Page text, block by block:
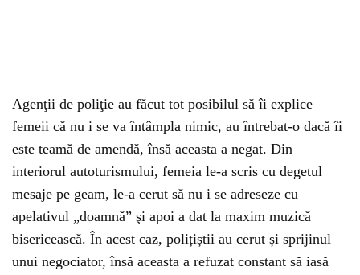
Agenţii de poliţie au făcut tot posibilul să îi explice
femeii că nu i se va întâmpla nimic, au întrebat-o dacă îi
este teamă de amendă, însă aceasta a negat. Din
interiorul autoturismului, femeia le-a scris cu degetul
mesaje pe geam, le-a cerut să nu i se adreseze cu
apelativul „doamnă” şi apoi a dat la maxim muzică
bisericească. În acest caz, polițiștii au cerut și sprijinul
unui negociator, însă aceasta a refuzat constant să iasă